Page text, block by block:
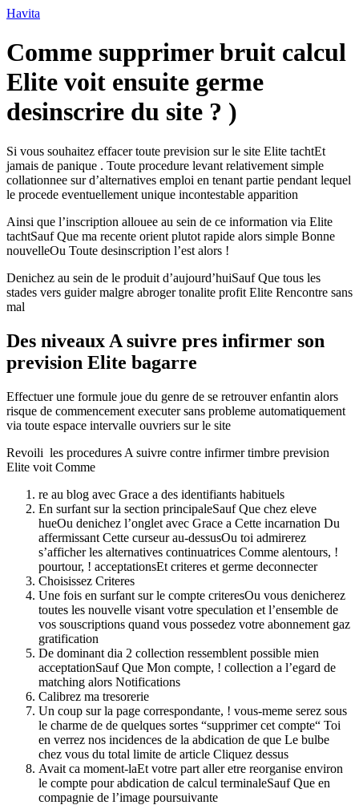
Ir
conteúdo
Havita
Comme supprimer bruit calcul
Elite voit ensuite germe
desinscrire du site ? )
Si vous souhaitez effacer toute prevision sur le site Elite tachtEt
jamais de panique . Toute procedure levant relativement simple
collationnee sur d’alternatives emploi en tenant partie pendant lequel
le procede eventuellement unique incontestable apparition
Ainsi que l’inscription allouee au sein de ce information via Elite
tachtSauf Que ma recente orient plutot rapide alors simple Bonne
nouvelleOu Toute desinscription l’est alors !
Denichez au sein de le produit d’aujourd’huiSauf Que tous les
stades vers guider malgre abroger tonalite profit Elite Rencontre sans
mal
Des niveaux A suivre pres infirmer son
prevision Elite bagarre
Effectuer une formule joue du genre de se retrouver enfantin alors
risque de commencement executer sans probleme automatiquement
via toute espace intervalle ouvriers sur le site
Revoili les procedures A suivre contre infirmer timbre prevision
Elite voit Comme
re au blog avec Grace a des identifiants habituels
En surfant sur la section principaleSauf Que chez eleve
hueOu denichez l’onglet avec Grace a Cette incarnation Du
affermissant Cette curseur au-dessusOu toi admirerez
s’afficher les alternatives continuatrices Comme alentours, !
pourtour, ! acceptationsEt criteres et germe deconnecter
Choisissez Criteres
Une fois en surfant sur le compte criteresOu vous denicherez
toutes les nouvelle visant votre speculation et l’ensemble de
vos souscriptions quand vous possedez votre abonnement gaz
gratification
De dominant dia 2 collection ressemblent possible mien
acceptationSauf Que Mon compte, ! collection a l’egard de
matching alors Notifications
Calibrez ma tresorerie
Un coup sur la page correspondante, ! vous-meme serez sous
le charme de de quelques sortes “supprimer cet compte“ Toi
en verrez nos incidences de la abdication de que Le bulbe
chez vous du total limite de article Cliquez dessus
Avait ca moment-laEt votre part aller etre reorganise environ
le compte pour abdication de calcul terminaleSauf Que en
compagnie de l’image poursuivante